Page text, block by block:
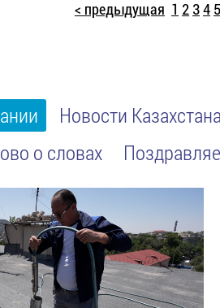
< предыдущая 1 2 34 5
Новости
о словах